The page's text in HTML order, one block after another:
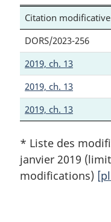
Citation modificative
DORS/2023-256
2019, ch. 13
2019, ch. 13
2019, ch. 13
* Liste des
janvier 2019
modifications)